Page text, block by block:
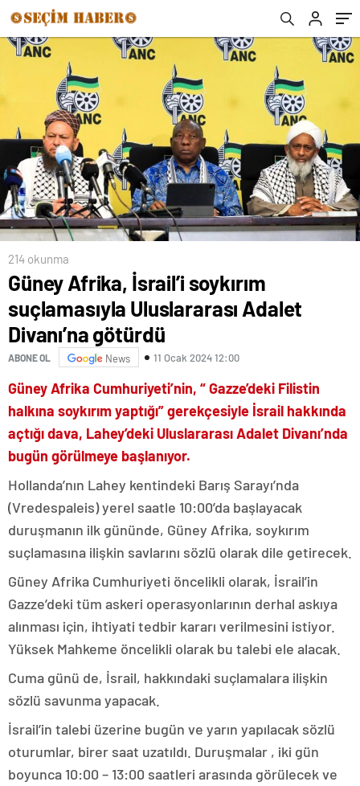
214 okunma
Güney Afrika, İsrail’i soykırım
suçlamasıyla Uluslararası Adalet
Divanı’na götürdü
ABONE OL News 11 Ocak 2024 12:00
Güney Afrika Cumhuriyeti’nin, “ Gazze’deki Filistin
halkına soykırım yaptığı” gerekçesiyle İsrail hakkında
açtığı dava, Lahey’deki Uluslararası Adalet Divanı’nda
bugün görülmeye başlanıyor.
Hollanda’nın Lahey kentindeki Barış Sarayı’nda
(Vredespaleis) yerel saatle 10:00’da başlayacak
duruşmanın ilk gününde, Güney Afrika, soykırım
suçlamasına ilişkin savlarını sözlü olarak dile getirecek.
Güney Afrika Cumhuriyeti öncelikli olarak, İsrail’in
Gazze’deki tüm askeri operasyonlarının derhal askıya
alınması için, ihtiyati tedbir kararı verilmesini istiyor.
Yüksek Mahkeme öncelikli olarak bu talebi ele alacak.
Cuma günü de, İsrail, hakkındaki suçlamalara ilişkin
sözlü savunma yapacak.
İsrail’in talebi üzerine bugün ve yarın yapılacak sözlü
oturumlar, birer saat uzatıldı. Duruşmalar , iki gün
boyunca 10:00 – 13:00 saatleri arasında görülecek ve
sanatlar okulları kurulacak